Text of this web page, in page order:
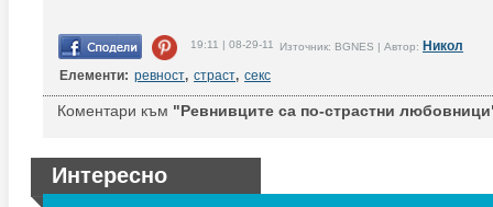
19:11 | 08-29-11 Източник: BGNES | Автор: Никол
Елементи: ревност, страст, секс
Коментари към "Ревнивците са по-страстни
Интересно